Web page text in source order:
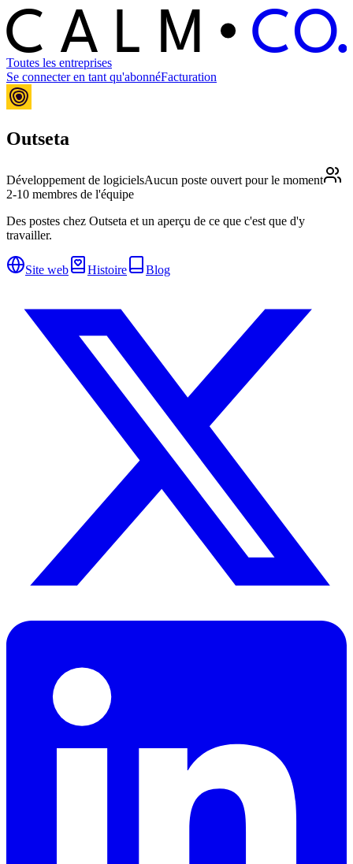
C ALM C O.
Toutes les entreprises
Se connecter en tant qu'abonnéFacturation
Outseta
Développement de logicielsAucun poste ouvert pour le moment
2-10 membres de l'équipe
Des postes chez Outseta et un aperçu de ce que c'est que d'y
travailler.
Site web Histoire Blog